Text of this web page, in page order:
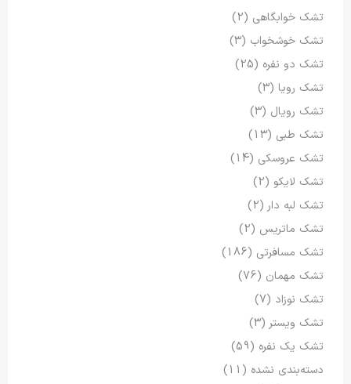
تشک خوابگاهی (2)
تشک خوشخواب (3)
تشک دو نفره (25)
تشک رویا (3)
تشک رویال (3)
تشک طبی (13)
تشک عروسکی (14)
تشک لایکو (2)
تشک لبه دار (2)
تشک ماتریس (2)
تشک مسافرتی (186)
تشک مهمان (76)
تشک نوزاد (7)
تشک ویستر (3)
تشک یک نفره (59)
دسته‌بندی نشده (11)